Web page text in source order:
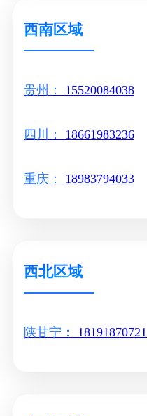
西南区域
贵州： 15520084038
四川： 18661983236
重庆： 18983794033
西北区域
陕甘宁： 18191870721